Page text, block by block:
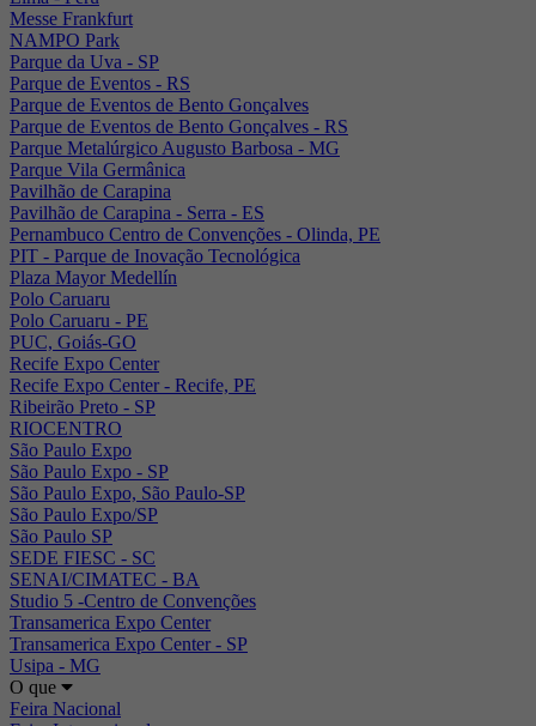
Messe Frankfurt
NAMPO Park
Parque da Uva - SP
Parque de Eventos - RS
Parque de Eventos de Bento Gonçalves
Parque de Eventos de Bento Gonçalves - RS
Parque Metalúrgico Augusto Barbosa - MG
Parque Vila Germânica
Pavilhão de Carapina
Pavilhão de Carapina - Serra - ES
Pernambuco Centro de Convenções - Olinda, PE
PIT - Parque de Inovação Tecnológica
Plaza Mayor Medellín
Polo Caruaru
Polo Caruaru - PE
PUC, Goiás-GO
Recife Expo Center
Recife Expo Center - Recife, PE
Ribeirão Preto - SP
RIOCENTRO
São Paulo Expo
São Paulo Expo - SP
São Paulo Expo, São Paulo-SP
São Paulo Expo/SP
São Paulo SP
SEDE FIESC - SC
SENAI/CIMATEC - BA
Studio 5 -Centro de Convenções
Transamerica Expo Center
Transamerica Expo Center - SP
Usipa - MG
O que
Feira Nacional